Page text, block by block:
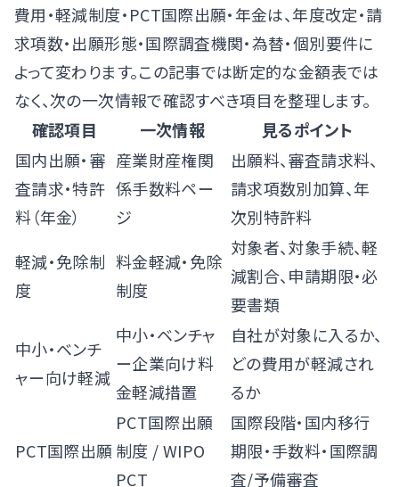
費用・軽減制度・PCT国際出願・年金は、年度改定・請
求項数・出願形態・国際調査機関・為替・個別要件に
よって変わります。この記事では断定的な金額表では
なく、次の一次情報で確認すべき項目を整理します。
確認項目
一次情報
見るポイント
国内出願・審
査請求・特許
料（年金）
産業財産権関
係手数料ペー
ジ
出願料、審査請求料、
請求項数別加算、年
次別特許料
軽減・免除制
度
料金軽減・免除
制度
対象者、対象手続、軽
減割合、申請期限・必
要書類
中小・ベンチ
ャー向け軽減
中小・ベンチャ
ー企業向け料
金軽減措置
自社が対象に入るか、
どの費用が軽減され
るか
PCT国際出願
PCT国際出願
制度 /WIPO
PCT
国際段階・国内移行
期限・手数料・国際調
査/予備審査